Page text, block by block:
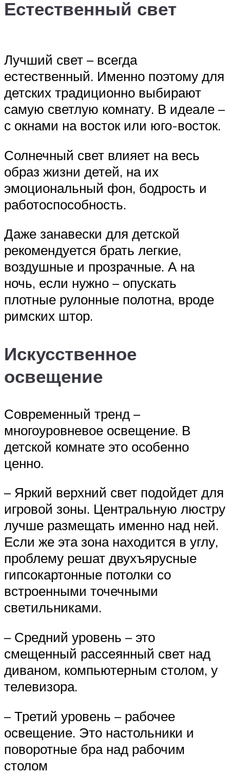
Естественный свет
Лучший свет – всегда
естественный. Именно поэтому для
детских традиционно выбирают
самую светлую комнату. В идеале –
с окнами на восток или юго-восток.
Солнечный свет влияет на весь
образ жизни детей, на их
эмоциональный фон, бодрость и
работоспособность.
Даже занавески для детской
рекомендуется брать легкие,
воздушные и прозрачные. А на
ночь, если нужно – опускать
плотные рулонные полотна, вроде
римских штор.
Искусственное
освещение
Современный тренд –
многоуровневое освещение. В
детской комнате это особенно
ценно.
– Яркий верхний свет подойдет для
игровой зоны. Центральную люстру
лучше размещать именно над ней.
Если же эта зона находится в углу,
проблему решат двухъярусные
гипсокартонные потолки со
встроенными точечными
светильниками.
– Средний уровень – это
смещенный рассеянный свет над
диваном, компьютерным столом, у
телевизора.
– Третий уровень – рабочее
освещение. Это настольники и
поворотные бра над рабочим
столом